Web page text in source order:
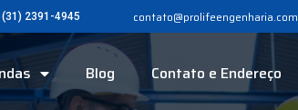
(31) 2391-4945 contato@prolifeengenharia.com
Blog Contato e Endereço